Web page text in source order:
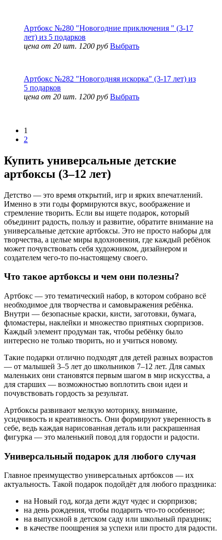
Артбокс №280 "Новогодние приключения " (3-17
лет) из 5 подарков
цена от 20 шт. 1200 руб Выбрать
Артбокс №282 "Новогодняя искорка" (3-17 лет) из
5 подарков
цена от 20 шт. 1200 руб Выбрать
1
2
Купить универсальные детские
артбоксы (3–12 лет)
Детство — это время открытий, игр и ярких впечатлений.
Именно в эти годы формируются вкус, воображение и
стремление творить. Если вы ищете подарок, который
объединит радость, пользу и развитие, обратите внимание на
универсальные детские артбоксы. Это не просто наборы для
творчества, а целые миры вдохновения, где каждый ребёнок
может почувствовать себя художником, дизайнером и
создателем чего-то по-настоящему своего.
Что такое артбоксы и чем они полезны?
Артбокс — это тематический набор, в котором собрано всё
необходимое для творчества и самовыражения ребёнка.
Внутри — безопасные краски, кисти, заготовки, бумага,
фломастеры, наклейки и множество приятных сюрпризов.
Каждый элемент продуман так, чтобы ребёнку было
интересно не только творить, но и учиться новому.
Такие подарки отлично подходят для детей разных возрастов
— от малышей 3–5 лет до школьников 7–12 лет. Для самых
маленьких они становятся первым шагом в мир искусства, а
для старших — возможностью воплотить свои идеи и
почувствовать гордость за результат.
Артбоксы развивают мелкую моторику, внимание,
усидчивость и креативность. Они формируют уверенность в
себе, ведь каждая нарисованная деталь или раскрашенная
фигурка — это маленький повод для гордости и радости.
Универсальный подарок для любого случая
Главное преимущество универсальных артбоксов — их
актуальность. Такой подарок подойдёт для любого праздника:
на Новый год, когда дети ждут чудес и сюрпризов;
на день рождения, чтобы подарить что-то особенное;
на выпускной в детском саду или школьный праздник;
в качестве поощрения за успехи или просто для радости.